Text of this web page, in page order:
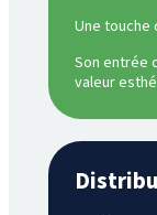
Une touche
Son entrée
valeur